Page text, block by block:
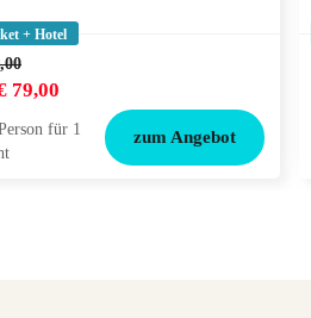
+ Hotel
79,00
für 1
zum Angebot